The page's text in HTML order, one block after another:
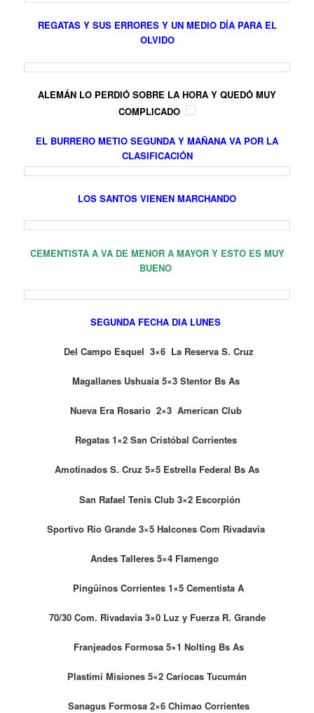
REGATAS Y SUS ERRORES Y UN MEDIO DÍA PARA EL
OLVIDO
ALEMÁN LO PERDIÓ SOBRE LA HORA Y QUEDÓ MUY
COMPLICADO
EL BURRERO METIO SEGUNDA Y MAÑANA VA POR LA
CLASIFICACIÓN
LOS SANTOS VIENEN MARCHANDO
CEMENTISTA A VA DE MENOR A MAYOR Y ESTO ES MUY
BUENO
SEGUNDA FECHA DIA LUNES
Del Campo Esquel 3×6 La Reserva S. Cruz
Magallanes Ushuaia 5×3 Stentor Bs As
Nueva Era Rosario 2×3 American Club
Regatas 1×2 San Cristóbal Corrientes
Amotinados S. Cruz 5×5 Estrella Federal Bs As
San Rafael Tenis Club 3×2 Escorpión
Sportivo Río Grande 3×5 Halcones Com Rivadavia
Andes Talleres 5×4 Flamengo
Pingüinos Corrientes 1×5 Cementista A
70/30 Com. Rivadavia 3×0 Luz y Fuerza R. Grande
Franjeados Formosa 5×1 Nolting Bs As
Plastimi Misiones 5×2 Cariocas Tucumán
Sanagus Formosa 2×6 Chimao Corrientes